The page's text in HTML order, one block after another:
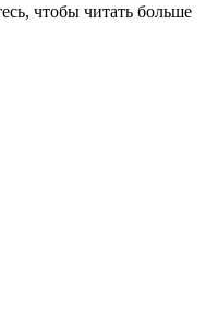
чтобы читать больше